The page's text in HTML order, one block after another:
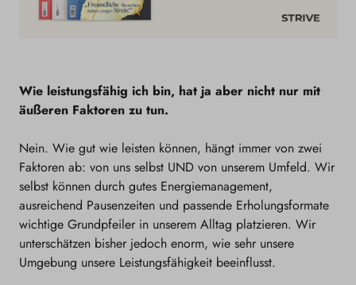
Wie leistungsfähig ich bin, hat ja aber nicht nur mit
äußeren Faktoren zu tun.
Nein. Wie gut wie leisten können, hängt immer von zwei
Faktoren ab: von uns selbst UND von unserem Umfeld. Wir
selbst können durch gutes Energiemanagement,
ausreichend Pausenzeiten und passende Erholungsformate
wichtige Grundpfeiler in unserem Alltag platzieren. Wir
unterschätzen bisher jedoch enorm, wie sehr unsere
Umgebung unsere Leistungsfähigkeit beeinflusst.